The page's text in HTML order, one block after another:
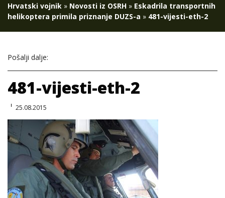
Hrvatski vojnik » Novosti iz OSRH » Eskadrila transportnih
helikoptera primila priznanje DUZS-a » 481-vijesti-eth-2
Pošalji dalje:
481-vijesti-eth-2
25.08.2015